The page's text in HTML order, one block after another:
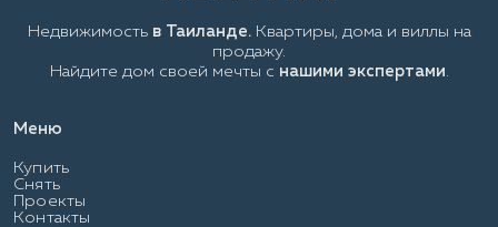
Меню
Купить
Снять
Проекты
Контакты
Недвижимость в Таиланде.Квартиры, дома и виллы на
продажу.
Найдите дом своей мечты с нашими экспертами